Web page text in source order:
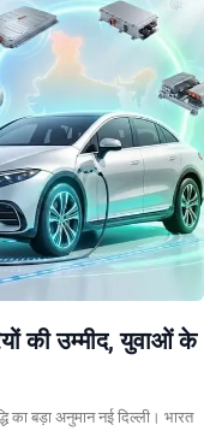
की उम्मीद, युवाओं के
का बड़ा अनुमान नई दिल्ली। भारत